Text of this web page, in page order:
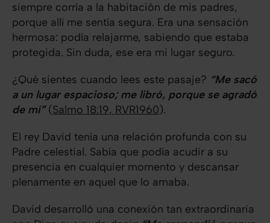
siempre corría a la habitación de mis padres,
porque allí me sentía segura. Era una sensación
hermosa: podía relajarme, sabiendo que estaba
protegida. Sin duda, ese era mi lugar seguro.
¿Qué sientes cuando lees este pasaje? “Me sacó
a un lugar espacioso; me libró, porque se agradó
de mí”(Salmo 18:19, RVR1960).
El rey David tenía una relación profunda con su
Padre celestial. Sabía que podía acudir a su
presencia en cualquier momento y descansar
plenamente en aquel que lo amaba.
David desarrolló una conexión tan extraordinaria